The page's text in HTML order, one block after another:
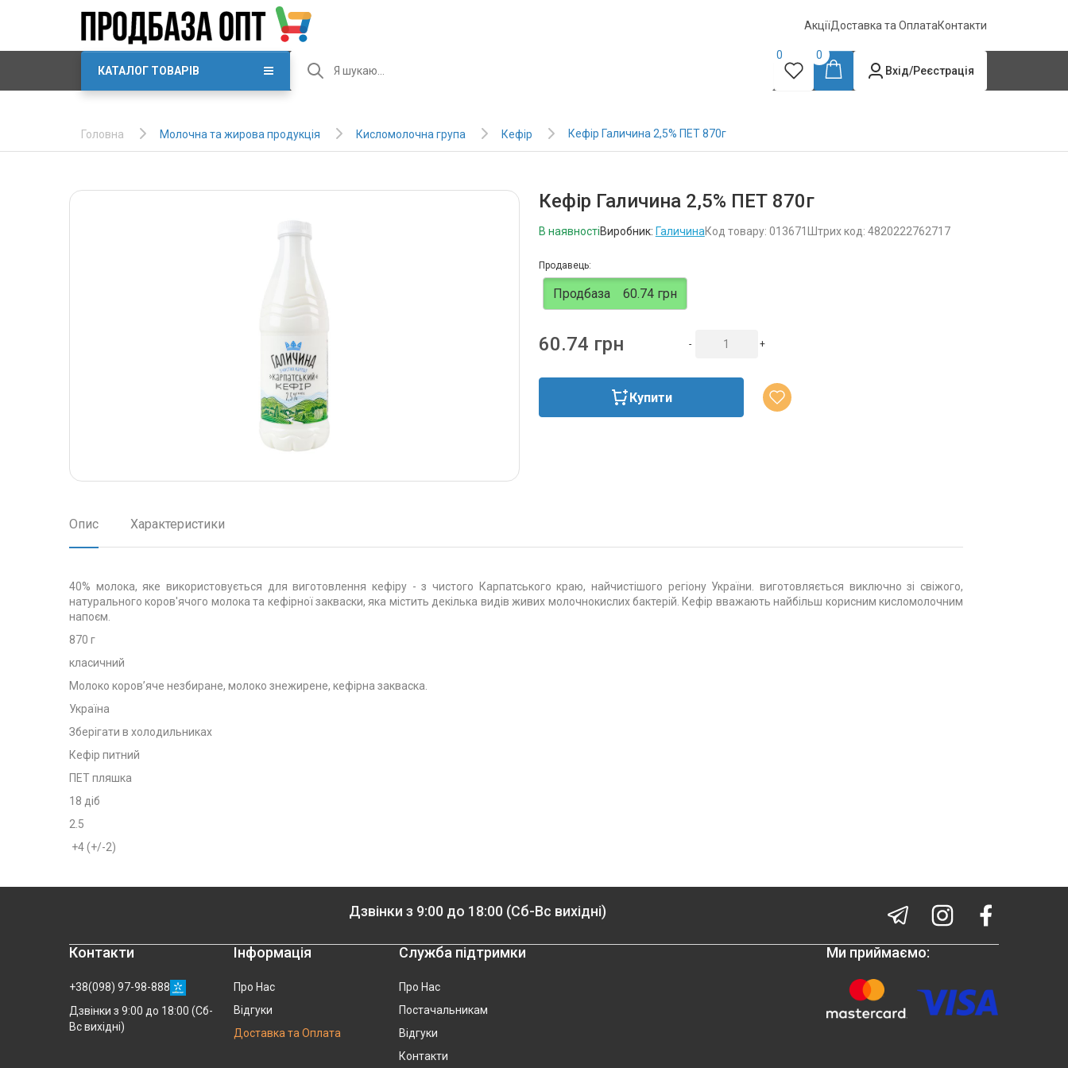
АкціїДоставка та ОплатаКонтакти
КАТАЛОГ ТОВАРІВ
0
0
Вхід/Реєстрація
Головна Молочна та жирова продукція Кисломолочна група Кефір Кефір Галичина 2,5% ПЕТ 870г
Кефір Галичина 2,5% ПЕТ 870г
В наявностіВиробник: ГаличинаКод товару: 013671 Штрих код: 4820222762717
Продавець:
Продбаза 60.74 грн
60.74 грн - +
Купити
Опис Характеристики
40% молока, яке використовується для виготовлення кефіру - з чистого Карпатського краю, найчистішого регіону України. виготовляється виключно зі свіжого,
натурального коров'ячого молока та кефірної закваски, яка містить декілька видів живих молочнокислих бактерій. Кефір вважають найбільш корисним кисломолочним
напоєм.
870 г
класичний
Молоко коров’яче незбиране, молоко знежирене, кефірна закваска.
Україна
Зберігати в холодильниках
Кефір питний
ПЕТ пляшка
18 діб
2.5
+4 (+/-2)
Дзвінки з 9:00 до 18:00 (Сб-Вс вихідні)
Контакти
+38(098) 97-98-888
Дзвінки з 9:00 до 18:00 (Сб-
Вс вихідні)
Інформація
Про Нас
Відгуки
Доставка та Оплата
Служба підтримки
Про Нас
Постачальникам
Відгуки
Контакти
Ми приймаємо: